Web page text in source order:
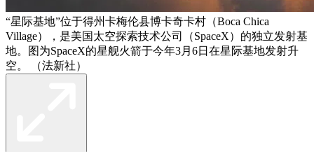
“星际基地”位于得州卡梅伦县博卡奇卡村（Boca Chica
Village），是美国太空探索技术公司（SpaceX）的独立发射基
地。图为SpaceX的星舰火箭于今年3月6日在星际基地发射升
空。 （法新社）